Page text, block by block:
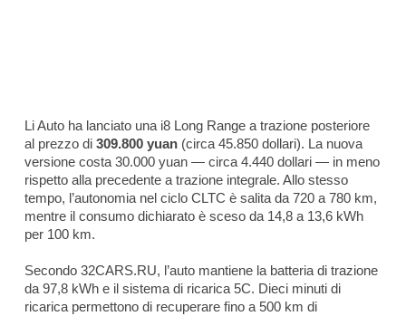
Li Auto ha lanciato una i8 Long Range a trazione posteriore
al prezzo di 309.800 yuan (circa 45.850 dollari). La nuova
versione costa 30.000 yuan — circa 4.440 dollari — in meno
rispetto alla precedente a trazione integrale. Allo stesso
tempo, l’autonomia nel ciclo CLTC è salita da 720 a 780 km,
mentre il consumo dichiarato è sceso da 14,8 a 13,6 kWh
per 100 km.
Secondo 32CARS.RU, l’auto mantiene la batteria di trazione
da 97,8 kWh e il sistema di ricarica 5C. Dieci minuti di
ricarica permettono di recuperare fino a 500 km di